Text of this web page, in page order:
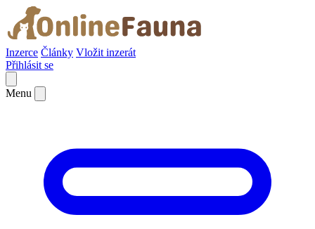
Inzerce Články Vložit inzerát
Přihlásit se
Menu